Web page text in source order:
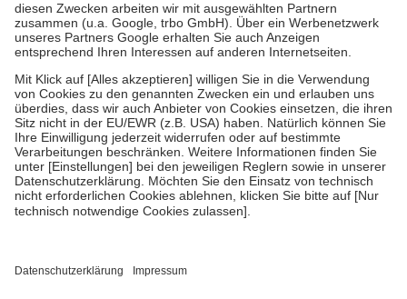
Diese Regeln gelten grundsätzlich auch für Online-Apotheken.
Bei Heilmitteln und häuslicher Krankenpflege beträgt die
Zuzahlung zehn Prozent der Kosten sowie zehn Euro je
Um das Engagement der Versicherten für ihre eigene Gesundheit zu
stärken und die besondere Stellung der Familie zu unterstützen,
fallenkeine Zuzahlungen an bei:
• Kindern und Jugendlichen bis zum vollendeten 18. Lebensjahr
mit Ausnahme der Fahrkosten
• Untersuchungen zur Vorsorge und Früherkennung, die von der
GKV getragen werden
• empfohlenen Schutzimpfungen
Wir nutzen Trusted Shops als unabhängigen Dienstleister für die